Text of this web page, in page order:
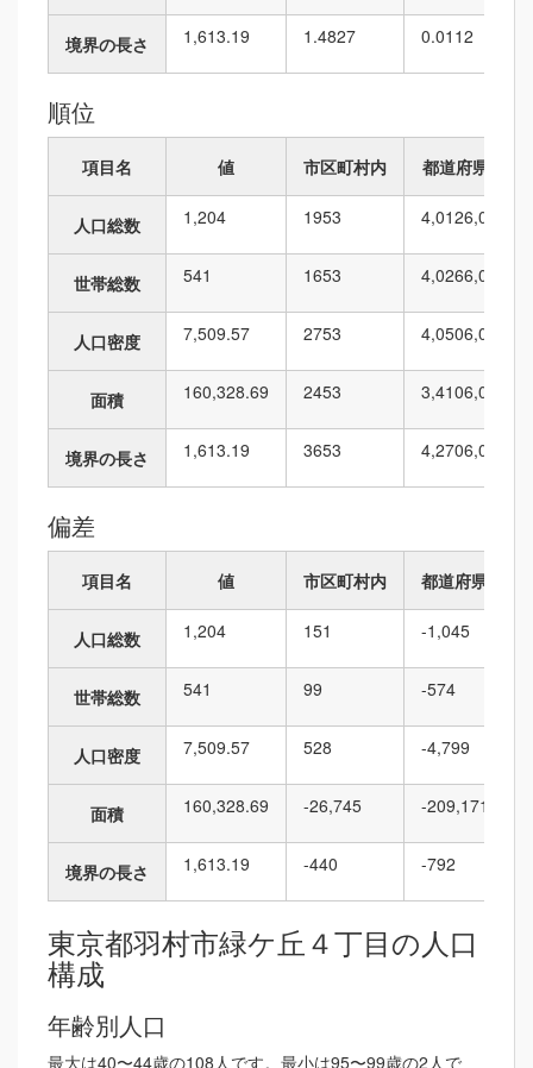
境界の長さ 1,613.19 1.4827 0.0112
順位
項目名 値 市区町村内 都道府県内
人口総数 1,204 1953 4,0126,010
世帯総数 541 1653 4,0266,010
人口密度 7,509.57 2753 4,0506,010
面積 160,328.69 2453 3,4106,010
境界の長さ 1,613.19 3653 4,2706,010
偏差
項目名 値 市区町村内 都道府県内
人口総数 1,204 151 -1,045
世帯総数 541 99 -574
人口密度 7,509.57 528 -4,799
面積 160,328.69 -26,745 -209,171
境界の長さ 1,613.19 -440 -792
東京都羽村市緑ケ丘４丁目の人口
構成
年齢別人口
最大は40〜44歳の108人です。最小は95〜99歳の2人で